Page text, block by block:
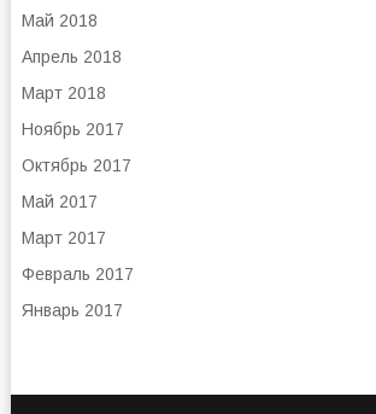
Май 2018
Апрель 2018
Март 2018
Ноябрь 2017
Октябрь 2017
Май 2017
Март 2017
Февраль 2017
Январь 2017